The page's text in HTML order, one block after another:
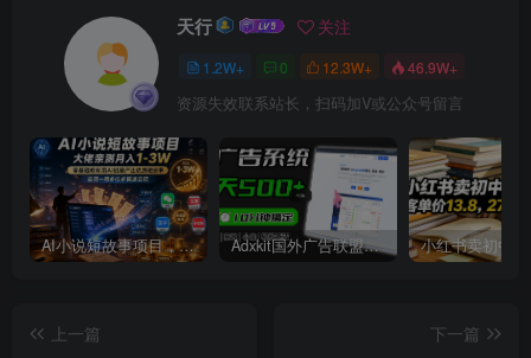
天行 关注
1.2W+ 0 12.3W+ 46.9W+
资源失效联系站长，扫码加V或公众号留言
AI小说短故事项目，大佬亲测月入1-3W，零基础教你用AI批量产出优质短故事，实现一稿多吃多渠道变现 Adxkit国外广告联盟系统，一天上500+广告，让你的投放更加高效简单！
上一篇
下一篇